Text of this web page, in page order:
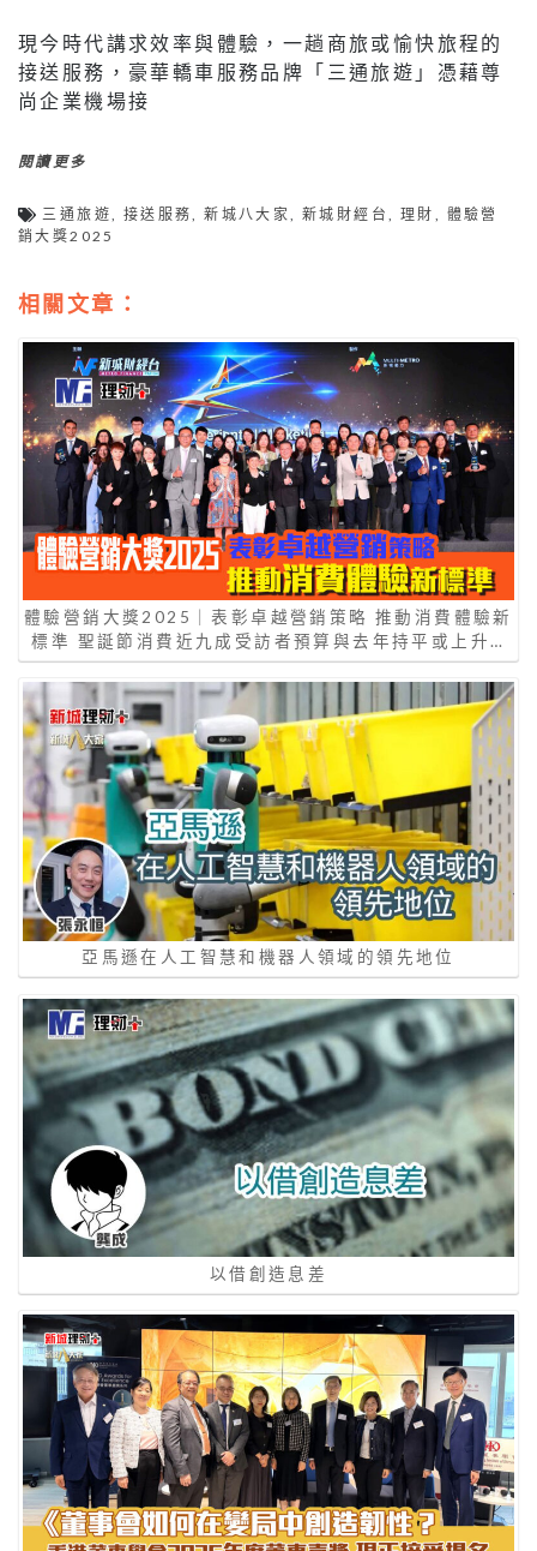
現今時代講求效率與體驗，一趟商旅或愉快旅程的
接送服務，豪華轎車服務品牌「三通旅遊」憑藉尊
尚企業機場接
閱讀更多
三通旅遊, 接送服務,新城八大家,新城財經台, 理財 , 體驗營
銷大獎2025
相關文章：
體驗營銷大獎2025｜表彰卓越營銷策略 推動消費體驗新
標準 聖誕節消費近九成受訪者預算與去年持平或上升…
亞馬遜在人工智慧和機器人領域的領先地位
以借創造息差